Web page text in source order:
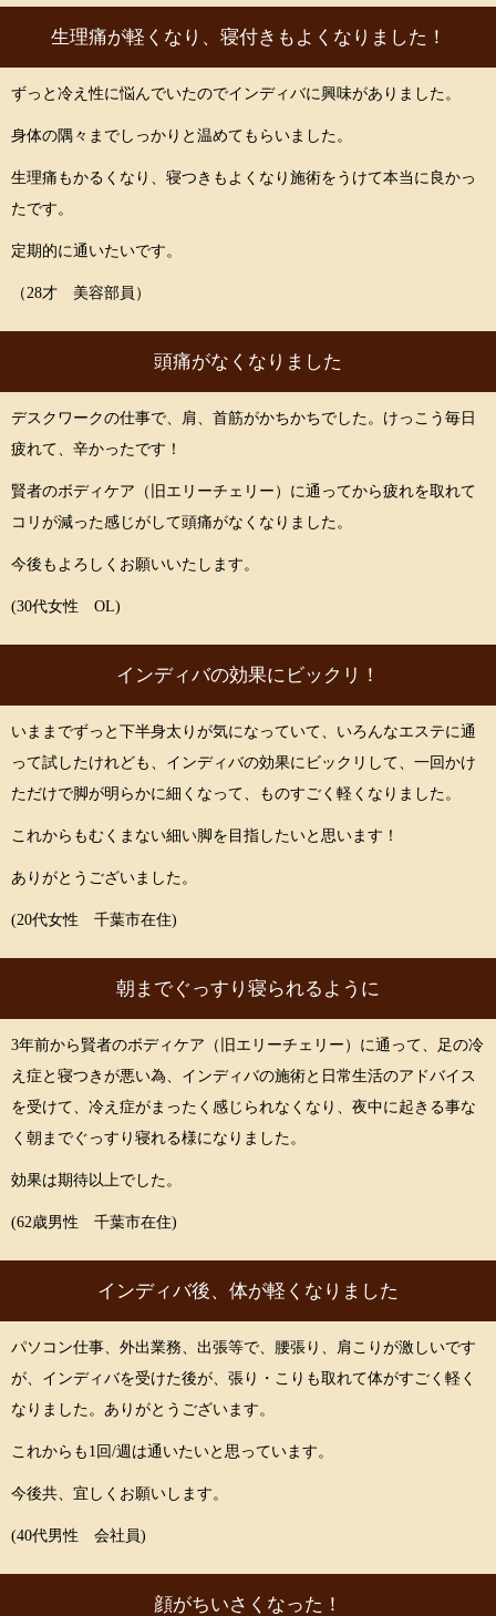
生理痛が軽くなり、寝付きもよくなりました！
ずっと冷え性に悩んでいたのでインディバに興味がありました。
身体の隅々までしっかりと温めてもらいました。
生理痛もかるくなり、寝つきもよくなり施術をうけて本当に良かっ
たです。
定期的に通いたいです。
（28才 美容部員）
頭痛がなくなりました
デスクワークの仕事で、肩、首筋がかちかちでした。けっこう毎日
疲れて、辛かったです！
賢者のボディケア（旧エリーチェリー）に通ってから疲れを取れて
コリが減った感じがして頭痛がなくなりました。
今後もよろしくお願いいたします。
(30代女性 OL)
インディバの効果にビックリ！
いままでずっと下半身太りが気になっていて、いろんなエステに通
って試したけれども、インディバの効果にビックリして、一回かけ
ただけで脚が明らかに細くなって、ものすごく軽くなりました。
これからもむくまない細い脚を目指したいと思います！
ありがとうございました。
(20代女性 千葉市在住)
朝までぐっすり寝られるように
3年前から賢者のボディケア（旧エリーチェリー）に通って、足の冷
え症と寝つきが悪い為、インディバの施術と日常生活のアドバイス
を受けて、冷え症がまったく感じられなくなり、夜中に起きる事な
く朝までぐっすり寝れる様になりました。
効果は期待以上でした。
(62歳男性 千葉市在住)
インディバ後、体が軽くなりました
パソコン仕事、外出業務、出張等で、腰張り、肩こりが激しいです
が、インディバを受けた後が、張り・こりも取れて体がすごく軽く
なりました。ありがとうございます。
これからも1回/週は通いたいと思っています。
今後共、宜しくお願いします。
(40代男性 会社員)
顔がちいさくなった！